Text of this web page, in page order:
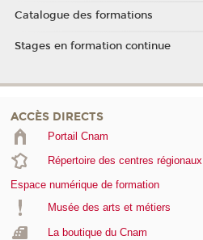
Catalogue des formations
Stages en formation continue
ACCÈS DIRECTS
Portail Cnam
Répertoire des centres régionaux
Espace numérique de formation
Musée des arts et métiers
La boutique du Cnam